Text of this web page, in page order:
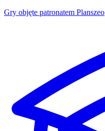
Gry objęte patronatem Planszeo